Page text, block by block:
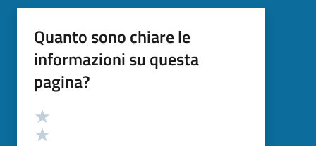
Quanto sono chiare le
informazioni su questa
pagina?
Valutazione